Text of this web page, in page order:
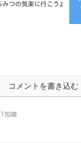
つの気楽に行こう』
コメントを書き込む
IT知識